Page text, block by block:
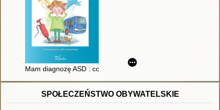
Mam diagnozę ASD : co to znaczy?
SPOŁECZEŃSTWO OBYWATELSKIE